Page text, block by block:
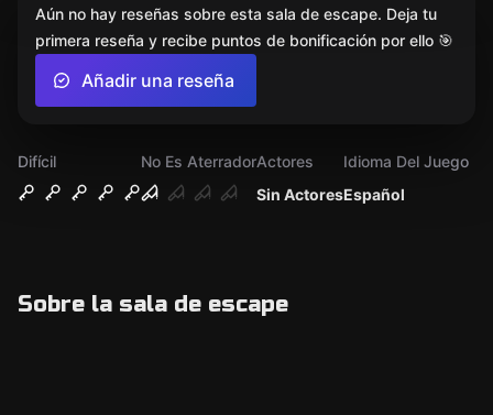
Difícil
No Es Aterrador
Sin Actores
Actores
Español
Idioma Del Juego
Sobre la sala de escape
Aún no hay reseñas sobre esta sala de escape. Deja tu
primera reseña y recibe puntos de bonificación por ello 🎯
Añadir una reseña